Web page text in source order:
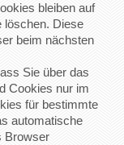
bleiben auf
löschen. Diese
beim nächsten
Sie über das
Cookies nur im
für bestimmte
automatische
Browser